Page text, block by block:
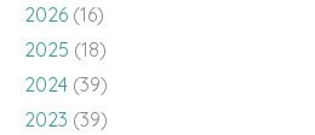
2026 (16)
2025 (18)
2024 (39)
2023 (39)